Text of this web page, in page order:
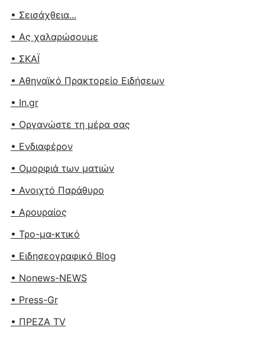
• Σεισάχθεια...
• Ας χαλαρώσουμε
• ΣΚΑΪ
• Αθηναϊκό Πρακτορείο Ειδήσεων
• In.gr
• Οργανώστε τη μέρα σας
• Ενδιαφέρον
• Ομορφιά των ματιών
• Ανοιχτό Παράθυρο
• Αρουραίος
• Τρο-μα-κτικό
• Ειδησεογραφικό Blog
• Nonews-NEWS
• Press-Gr
• ΠΡΕΖΑ TV